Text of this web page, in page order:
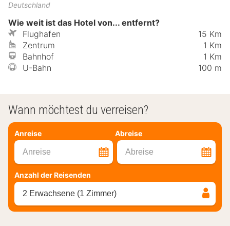
Deutschland
Wie weit ist das Hotel von... entfernt?
Flughafen
15 Km
Zentrum
1 Km
Bahnhof
1 Km
U-Bahn
100 m
Wann möchtest du verreisen?
Anreise Abreise
Anreise Abreise
Anzahl der Reisenden
2 Erwachsene (1 Zimmer)